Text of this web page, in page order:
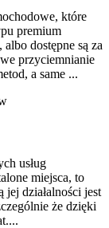
które
premium
dostępne są za
przyciemnianie
a same ...
usług
miejsca, to
jej działalności jest
że dzięki